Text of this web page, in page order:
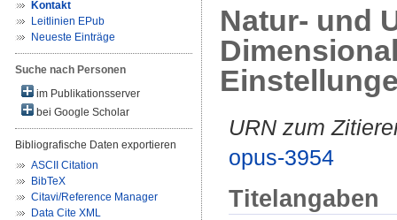
Kontakt
Leitlinien EPub
Neueste Einträge
Suche nach Personen
im Publikationsserver
bei Google Scholar
Bibliografische Daten exportieren
ASCII Citation
BibTeX
Citavi/Reference Manager
Data Cite XML
Natur- und
URN zum
opus-3954
Titelangaben